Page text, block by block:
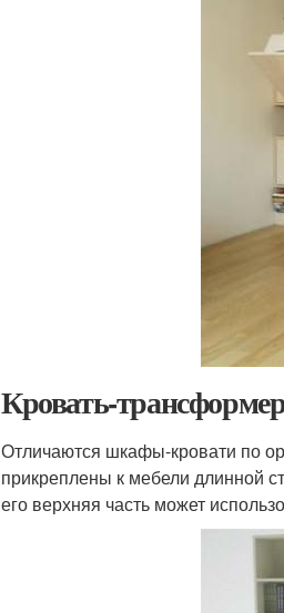
Кровать-
Отличаются шкафы-кровати по
прикреплены к мебели длинной
его верхняя часть может